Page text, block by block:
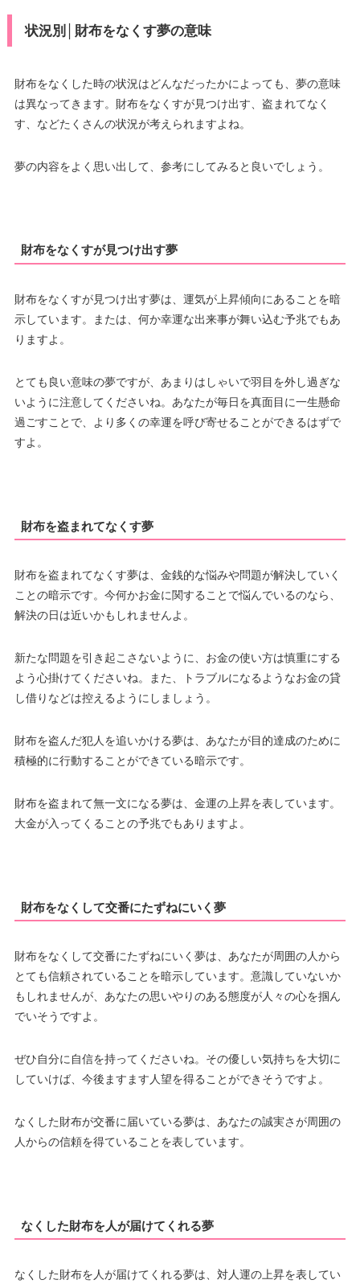
状況別│財布をなくす夢の意味
財布をなくした時の状況はどんなだったかによっても、夢の意味
は異なってきます。財布をなくすが見つけ出す、盗まれてなく
す、などたくさんの状況が考えられますよね。
夢の内容をよく思い出して、参考にしてみると良いでしょう。
財布をなくすが見つけ出す夢
財布をなくすが見つけ出す夢は、運気が上昇傾向にあることを暗
示しています。または、何か幸運な出来事が舞い込む予兆でもあ
りますよ。
とても良い意味の夢ですが、あまりはしゃいで羽目を外し過ぎな
いように注意してくださいね。あなたが毎日を真面目に一生懸命
過ごすことで、より多くの幸運を呼び寄せることができるはずで
すよ。
財布を盗まれてなくす夢
財布を盗まれてなくす夢は、金銭的な悩みや問題が解決していく
ことの暗示です。今何かお金に関することで悩んでいるのなら、
解決の日は近いかもしれませんよ。
新たな問題を引き起こさないように、お金の使い方は慎重にする
よう心掛けてくださいね。また、トラブルになるようなお金の貸
し借りなどは控えるようにしましょう。
財布を盗んだ犯人を追いかける夢は、あなたが目的達成のために
積極的に行動することができている暗示です。
財布を盗まれて無一文になる夢は、金運の上昇を表しています。
大金が入ってくることの予兆でもありますよ。
財布をなくして交番にたずねにいく夢
財布をなくして交番にたずねにいく夢は、あなたが周囲の人から
とても信頼されていることを暗示しています。意識していないか
もしれませんが、あなたの思いやりのある態度が人々の心を掴ん
でいそうですよ。
ぜひ自分に自信を持ってくださいね。その優しい気持ちを大切に
していけば、今後ますます人望を得ることができそうですよ。
なくした財布が交番に届いている夢は、あなたの誠実さが周囲の
人からの信頼を得ていることを表しています。
なくした財布を人が届けてくれる夢
なくした財布を人が届けてくれる夢は、対人運の上昇を表してい